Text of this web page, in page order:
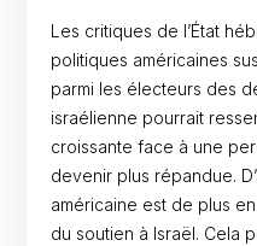
Les critiques de l’État
politiques américaines
parmi les électeurs des
israélienne pourrait
croissante face à une
devenir plus répandue.
américaine est de plus
du soutien à Israël. Cela